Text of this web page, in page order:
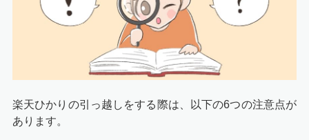
楽天ひかりの引っ越しをする際は、以下の6つの注意点が
あります。